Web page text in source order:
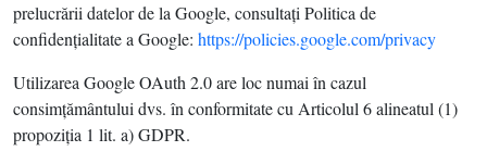
prelucrării datelor de la Google, consultaţi Politica de
confidenţialitate a Google: https://policies.google.com/privacy
Utilizarea Google OAuth 2.0 are loc numai în cazul
consimţământului dvs. în conformitate cu Articolul 6 alineatul (1)
propoziţia 1 lit. a) GDPR.